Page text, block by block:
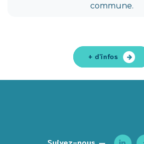
commune.
+ d'infos
Suivez-nous